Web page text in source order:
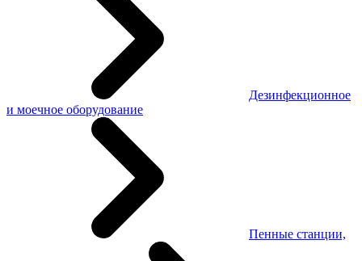
Дезинфекционное
и моечное оборудование
Пенные станции,